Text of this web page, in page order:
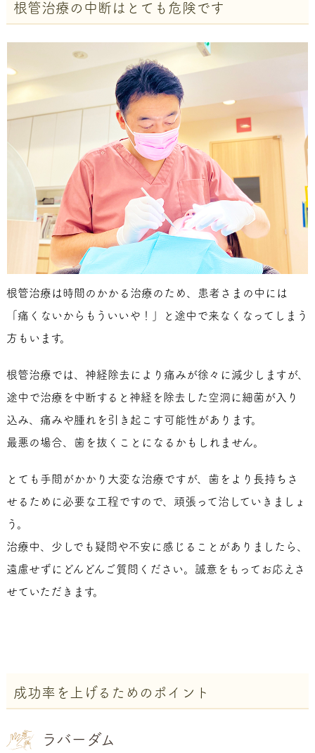
根管治療の中断はとても危険です
根管治療は時間のかかる治療のため、患者さまの中には
「痛くないからもういいや！」と途中で来なくなってしまう
方もいます。
根管治療では、神経除去により痛みが徐々に減少しますが、
途中で治療を中断すると神経を除去した空洞に細菌が入り
込み、痛みや腫れを引き起こす可能性があります。
最悪の場合、歯を抜くことになるかもしれません。
とても手間がかかり大変な治療ですが、歯をより長持ちさ
せるために必要な工程ですので、頑張って治していきましょ
う。
治療中、少しでも疑問や不安に感じることがありましたら、
遠慮せずにどんどんご質問ください。誠意をもってお応えさ
せていただきます。
成功率を上げるためのポイント
ラバーダム